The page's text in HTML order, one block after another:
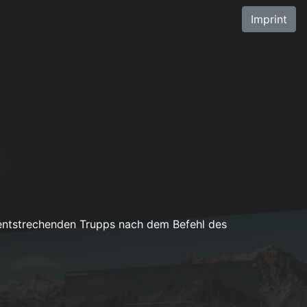
Imprint
Trupps nach dem Befehl des